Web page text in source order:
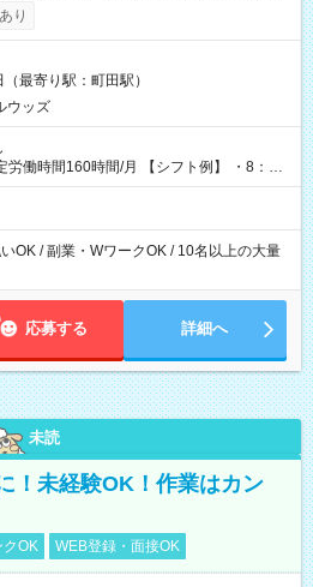
┗働いたその日に現金GET♪ お仕事後はコ
引き落とせます！ 【試用期間】試
り
最寄り駅：町田駅）
ウッズ
時間/月 【シフト例】 ・8：00
OK / 副業・WワークOK / 10名以上の大量
応募する 詳細へ
未読
！未経験OK！作業はカン
クOK WEB登録・面接OK